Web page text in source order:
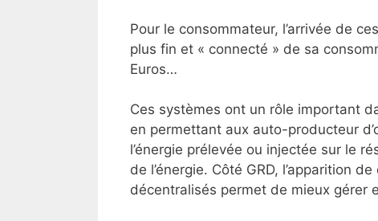
Pour le consommateur, l’arrivée de
plus fin et « connecté » de sa
Euros…
Ces systèmes ont un rôle important
en permettant aux auto-producteur
l’énergie prélevée ou injectée sur le
de l’énergie. Côté GRD, l’apparition
décentralisés permet de mieux gérer